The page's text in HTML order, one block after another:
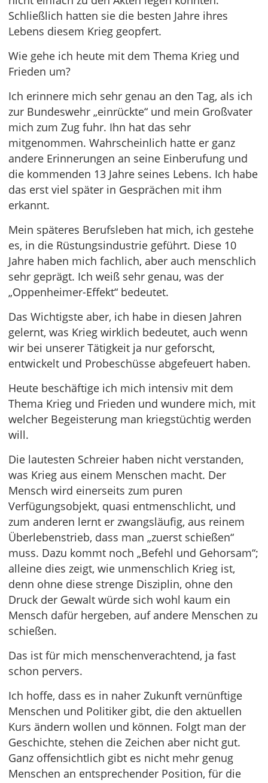
Schließlich hatten sie die besten Jahre ihres
Lebens diesem Krieg geopfert.
Wie gehe ich heute mit dem Thema Krieg und
Frieden um?
Ich erinnere mich sehr genau an den Tag, als ich
zur Bundeswehr „einrückte“ und mein Großvater
mich zum Zug fuhr. Ihn hat das sehr
mitgenommen. Wahrscheinlich hatte er ganz
andere Erinnerungen an seine Einberufung und
die kommenden 13 Jahre seines Lebens. Ich habe
das erst viel später in Gesprächen mit ihm
erkannt.
Mein späteres Berufsleben hat mich, ich gestehe
es, in die Rüstungsindustrie geführt. Diese 10
Jahre haben mich fachlich, aber auch menschlich
sehr geprägt. Ich weiß sehr genau, was der
„Oppenheimer-Effekt“ bedeutet.
Das Wichtigste aber, ich habe in diesen Jahren
gelernt, was Krieg wirklich bedeutet, auch wenn
wir bei unserer Tätigkeit ja nur geforscht,
entwickelt und Probeschüsse abgefeuert haben.
Heute beschäftige ich mich intensiv mit dem
Thema Krieg und Frieden und wundere mich, mit
welcher Begeisterung man kriegstüchtig werden
will.
Die lautesten Schreier haben nicht verstanden,
was Krieg aus einem Menschen macht. Der
Mensch wird einerseits zum puren
Verfügungsobjekt, quasi entmenschlicht, und
zum anderen lernt er zwangsläufig, aus reinem
Überlebenstrieb, dass man „zuerst schießen“
muss. Dazu kommt noch „Befehl und Gehorsam“;
alleine dies zeigt, wie unmenschlich Krieg ist,
denn ohne diese strenge Disziplin, ohne den
Druck der Gewalt würde sich wohl kaum ein
Mensch dafür hergeben, auf andere Menschen zu
schießen.
Das ist für mich menschenverachtend, ja fast
schon pervers.
Ich hoffe, dass es in naher Zukunft vernünftige
Menschen und Politiker gibt, die den aktuellen
Kurs ändern wollen und können. Folgt man der
Geschichte, stehen die Zeichen aber nicht gut.
Ganz offensichtlich gibt es nicht mehr genug
Menschen an entsprechender Position, für die